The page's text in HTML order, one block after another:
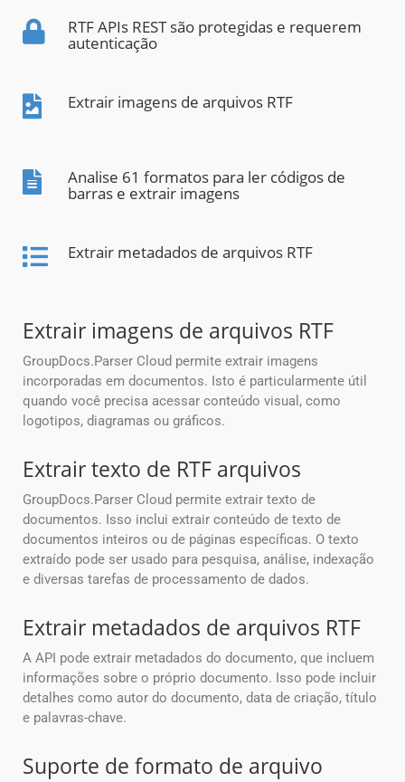
RTF APIs REST são protegidas e requerem
autenticação
Extrair imagens de arquivos RTF
Analise 61 formatos para ler códigos de
barras e extrair imagens
Extrair metadados de arquivos RTF
Extrair imagens de arquivos RTF
GroupDocs.Parser Cloud permite extrair imagens
incorporadas em documentos. Isto é particularmente útil
quando você precisa acessar conteúdo visual, como
logotipos, diagramas ou gráficos.
Extrair texto de RTF arquivos
GroupDocs.Parser Cloud permite extrair texto de
documentos. Isso inclui extrair conteúdo de texto de
documentos inteiros ou de páginas específicas. O texto
extraído pode ser usado para pesquisa, análise, indexação
e diversas tarefas de processamento de dados.
Extrair metadados de arquivos RTF
A API pode extrair metadados do documento, que incluem
informações sobre o próprio documento. Isso pode incluir
detalhes como autor do documento, data de criação, título
e palavras-chave.
Suporte de formato de arquivo